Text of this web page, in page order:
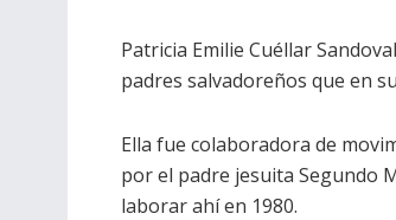
Patricia Emilie Cuéllar
padres salvadoreños que en
Ella fue colaboradora de
por el padre jesuita Segundo
laborar ahí en 1980.